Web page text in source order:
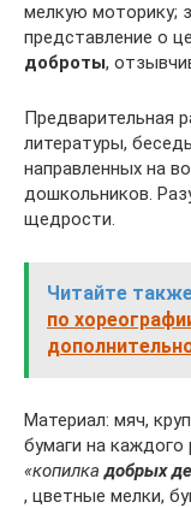
мелкую моторику;
представление о
доброты,
Предварительная
литературы,
направленных на
дошкольников.
щедрости.
Читайте
по
Материал: мяч,
бумаги на каждого
«копилкадобрых
, цветные мелки,